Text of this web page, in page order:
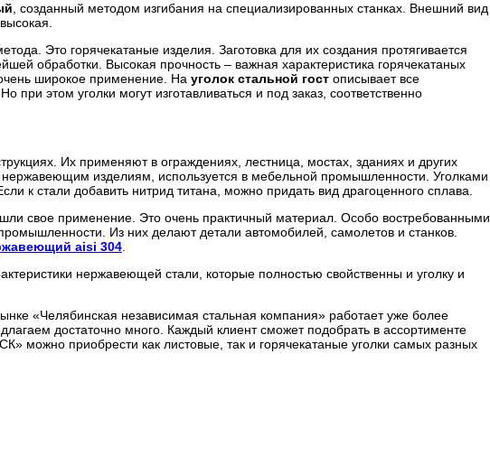
, созданный методом изгибания на специализированных станках. Внешний вид
Это горячекатаные изделия. Заготовка для их создания протягивается
обработки. Высокая прочность – важная характеристика горячекатаных
широкое применение. На уголок стальной гост описывает все
этом уголки могут изготавливаться и под заказ, соответственно
Их применяют в ограждениях, лестница, мостах, зданиях и других
изделиям, используется в мебельной промышленности. Уголками
к стали добавить нитрид титана, можно придать вид драгоценного сплава.
свое применение. Это очень практичный материал. Особо востребованными
Из них делают детали автомобилей, самолетов и станков.
aisi 304
нержавеющей стали, которые полностью свойственны и уголку и
«Челябинская независимая стальная компания» работает уже более
достаточно много. Каждый клиент сможет подобрать в ассортименте
можно приобрести как листовые, так и горячекатаные уголки самых разных